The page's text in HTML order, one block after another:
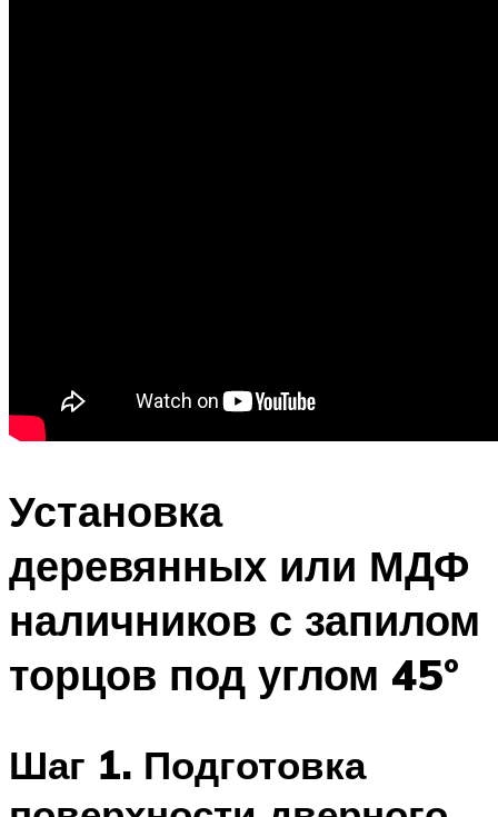
Установка
деревянных или МДФ
наличников с запилом
торцов под углом 45°
Шаг 1. Подготовка